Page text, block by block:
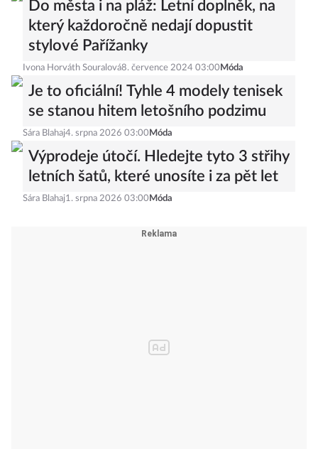
Do města i na pláž: Letní doplněk, na
který každoročně nedají dopustit
stylové Pařížanky
Ivona Horváth Souralová8. července 2024 03:00 Móda
Je to oficiální! Tyhle 4 modely tenisek
se stanou hitem letošního podzimu
Sára Blahaj4. srpna 2026 03:00 Móda
Výprodeje útočí. Hledejte tyto 3 střihy
letních šatů, které unosíte i za pět let
Sára Blahaj1. srpna 2026 03:00 Móda